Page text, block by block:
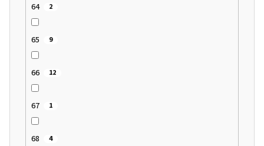
64 2
65 9
66 12
67 1
68 4